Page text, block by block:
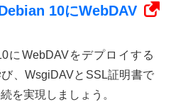
10にWebDAV
にWebDAVをデプロイする
、WsgiDAVとSSL証明書で
を実現しましょう。